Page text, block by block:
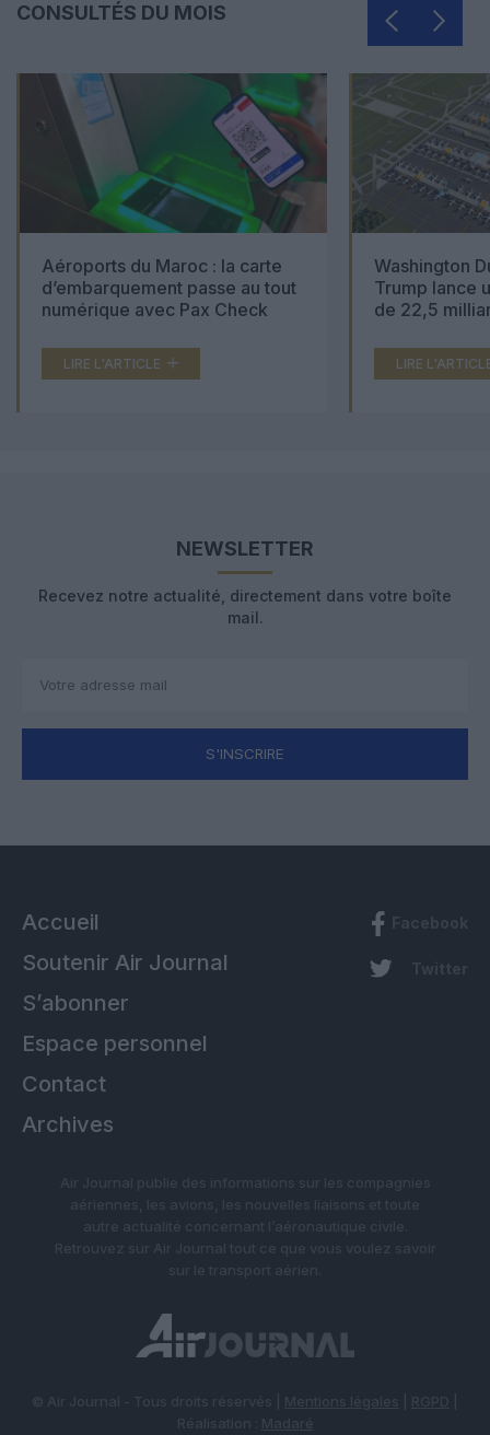
CONSULTÉS DU MOIS
Aéroports du Maroc : la carte
d’embarquement passe au tout
numérique avec Pax Check
LIRE L'ARTICLE
Washington
Trump lance
de 22,5
LIRE
NEWSLETTER
Recevez notre actualité, directement dans votre boîte
mail.
S'INSCRIRE
Accueil
Soutenir Air Journal
S’abonner
Espace personnel
Contact
Archives